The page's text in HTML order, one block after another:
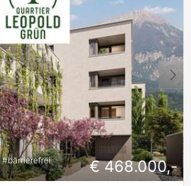
#barrierefrei
€ 468.000,-